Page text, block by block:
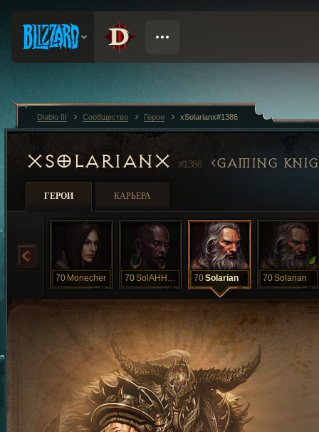
XSOLARIANX #1386 GAMING
ГЕРОИ КАРЬЕРА
70 Monecher 70 SolAHHHRian 70Solarian 70Solarian
Diablo III Сообщество Герои xSolarianx#1386